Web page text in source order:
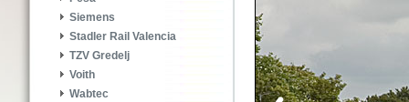
Siemens
Stadler Rail Valencia
TZV Gredelj
Voith
Wabtec